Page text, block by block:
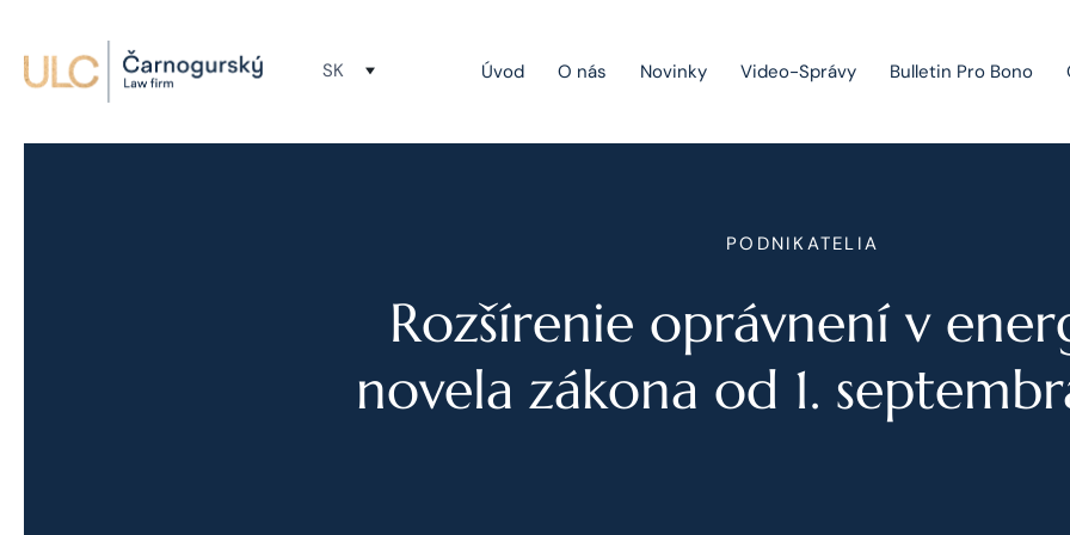
SK Úvod O nás Novinky Video-Správy Bulletin Pro Bono
Fúzie a akvizície
Právo obchodných spoločností
Právo hospodárskej súťaže
PODNIKATELIA
Rozšírenie oprávnení v
novela zákona od 1.